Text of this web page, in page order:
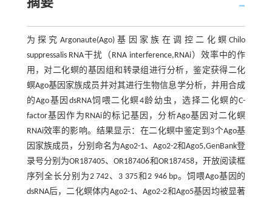
摘要
为探究Argonaute(Ago)基因家族在调控二化螟Chilo
suppressalis RNA干扰（RNA interference,RNAi）效率中的作
用，对二化螟的基因组和转录组进行分析，鉴定获得二化
螟Ago基因家族成员并对其进行生物信息学分析，并用合成
的Ago基因dsRNA饲喂二化螟4龄幼虫，选择二化螟的C-
factor基因作为RNAi的标记基因，分析Ago基因对二化螟
RNAi效率的影响。结果显示：在二化螟中鉴定到3个Ago基
因家族成员，分别命名为Ago2-1、Ago2-2和Ago5,GenBank登
录号分别为OR187405、OR187406和OR187458，开放阅读框
序列全长分别为2 742、3 375和2 946 bp。饲喂Ago基因的
dsRNA后，二化螟体内Ago2-1、Ago2-2和Ago5基因均被显著